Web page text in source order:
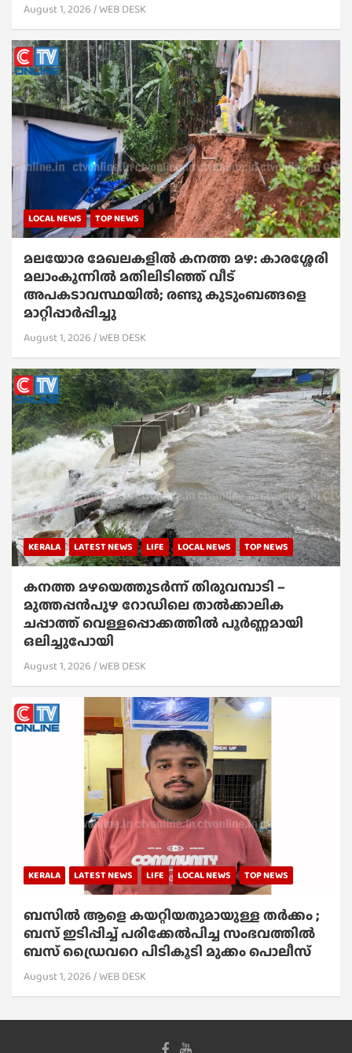
August 1, 2026 WEB DESK
LOCAL NEWS TOP NEWS
മലയോര മേഖലകളിൽ കനത്ത മഴ: കാരശ്ശേരി
മലാംകുന്നിൽ മതിലിടിഞ്ഞ് വീട്
അപകടാവസ്ഥയിൽ; രണ്ടു കുടുംബങ്ങളെ
മാറ്റിപ്പാർപ്പിച്ചു
August 1, 2026 WEB DESK
KERALA LATEST NEWS LIFE LOCAL NEWS TOP NEWS
കനത്ത മഴയെത്തുടർന്ന് തിരുവമ്പാടി –
മുത്തപ്പൻപുഴ റോഡിലെ താൽക്കാലിക
ചപ്പാത്ത് വെള്ളപ്പൊക്കത്തിൽ പൂർണ്ണമായി
ഒലിച്ചുപോയി
August 1, 2026 WEB DESK
KERALA LATEST NEWS LIFE LOCAL NEWS TOP NEWS
ബസിൽ ആളെ കയറ്റിയതുമായുള്ള തർക്കം ;
ബസ് ഇടിപ്പിച്ച് പരിക്കേൽപിച്ച സംഭവത്തിൽ
ബസ് ഡ്രൈവറെ പിടികൂടി മുക്കം പൊലീസ്
August 1, 2026 WEB DESK